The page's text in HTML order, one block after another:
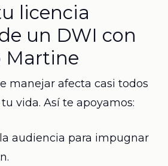
licencia
un DWI con
Martine
manejar afecta casi todos
vida. Así te apoyamos:
audiencia para impugnar